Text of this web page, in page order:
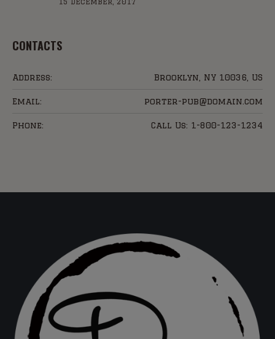
CONTACTS
Address: Brooklyn, NY 10036, US
Email: porter-pub@domain.com
Phone: Call Us: 1-800-123-1234